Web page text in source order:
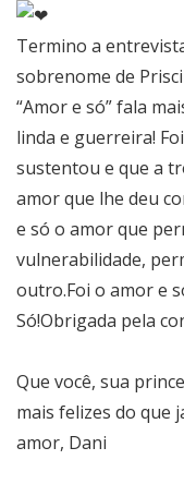
Termino a
sobrenome de
“Amor e só” fala
linda e guerreira!
sustentou e que a
amor que lhe deu
e só o amor que
vulnerabilidade,
outro.Foi o amor e
Só!Obrigada pela
Que você, sua
mais felizes do que
amor, Dani